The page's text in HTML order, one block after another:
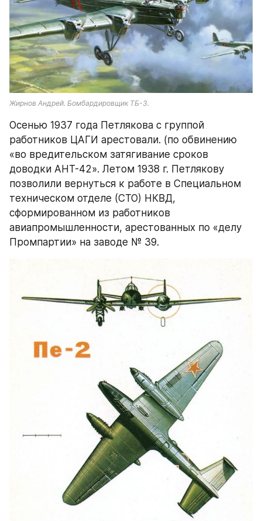
Жирнов Андрей. Бомбардировщик ТБ-3.
Осенью 1937 года Петлякова с группой
работников ЦАГИ арестовали. (по обвинению
«во вредительском затягивание сроков
доводки АНТ-42». Летом 1938 г. Петлякову
позволили вернуться к работе в Специальном
техническом отделе (СТО) НКВД,
сформированном из работников
авиапромышленности, арестованных по «делу
Промпартии» на заводе № 39.